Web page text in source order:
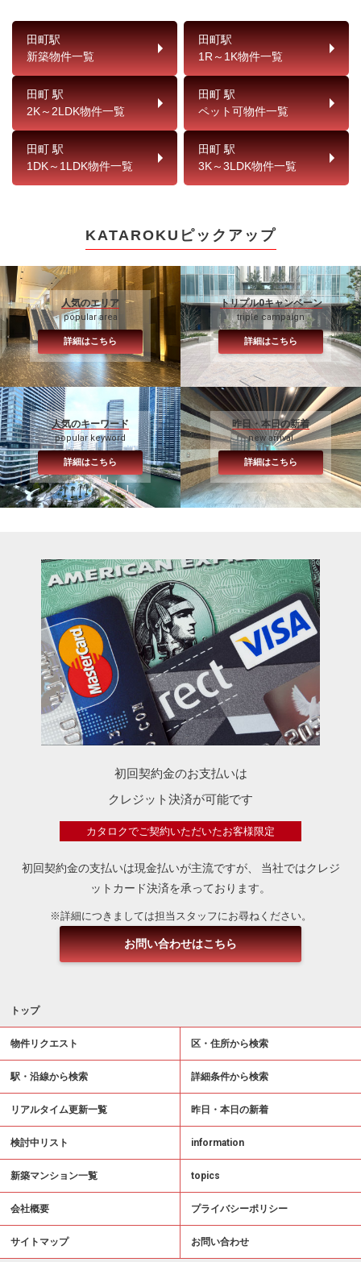
田町駅
新築物件一覧
田町駅
1R～1K物件一覧
田町 駅
2K～2LDK物件一覧
田町 駅
ペット可物件一覧
田町 駅
1DK～1LDK物件一覧
田町 駅
3K～3LDK物件一覧
KATAROKUピックアップ
人気のエリア
popular area
詳細はこちら
トリプル0キャンペーン
triple campaign
詳細はこちら
人気のキーワード
popular keyword
詳細はこちら
昨日・本日の新着
new arrival
詳細はこちら
初回契約金のお支払いは
クレジット決済が可能です
カタロクでご契約いただいたお客様限定
初回契約金の支払いは現金払いが主流ですが、
当社ではクレジ
ットカード決済を承っております。
※詳細につきましては担当スタッフにお尋ねください。
お問い合わせはこちら
トップ
物件リクエスト 区・住所から検索
駅・沿線から検索 詳細条件から検索
リアルタイム更新一覧 昨日・本日の新着
検討中リスト information
新築マンション一覧 topics
会社概要 プライバシーポリシー
サイトマップ お問い合わせ